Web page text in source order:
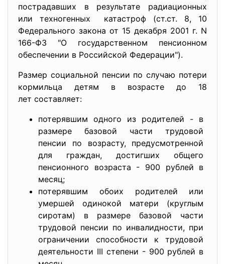
пострадавших в результате радиационных
или техногенных катастроф (ст.ст. 8, 10
Федерального закона от 15 декабря 2001 г. N
166-ФЗ "О государственном пенсионном
обеспечении в Российской Федерации").
Размер социальной пенсии по случаю потери
кормильца детям в возрасте до 18
лет составляет:
потерявшим одного из родителей - в
размере базовой части трудовой
пенсии по возрасту, предусмотренной
для граждан, достигших общего
пенсионного возраста - 900 рублей в
месяц;
потерявшим обоих родителей или
умершей одинокой матери (круглым
сиротам) в размере базовой части
трудовой пенсии по инвалидности, при
ограничении способности к трудовой
деятельности III степени - 900 рублей в